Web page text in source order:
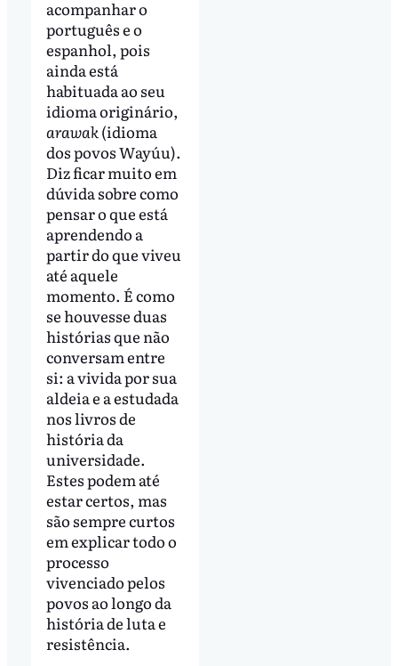
acompanhar o
português e o
espanhol, pois
ainda está
habituada ao seu
idioma originário,
arawak (idioma
dos povos Wayúu).
Diz ficar muito em
dúvida sobre como
pensar o que está
aprendendo a
partir do que viveu
até aquele
momento. É como
se houvesse duas
histórias que não
conversam entre
si: a vivida por sua
aldeia e a estudada
nos livros de
história da
universidade.
Estes podem até
estar certos, mas
são sempre curtos
em explicar todo o
processo
vivenciado pelos
povos ao longo da
história de luta e
resistência.